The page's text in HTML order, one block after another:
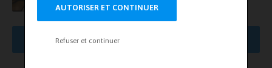
AUTORISER ET CONTINUER
Refuser et continuer
AFFICHER PLUS DE RÉSULTATS